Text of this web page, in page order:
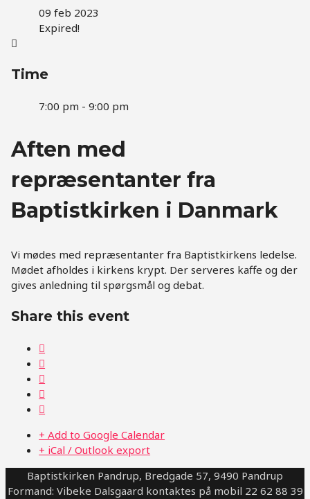
09 feb 2023
Expired!
Time
7:00 pm - 9:00 pm
Aften med
repræsentanter fra
Baptistkirken i Danmark
Vi mødes med repræsentanter fra Baptistkirkens ledelse.
Mødet afholdes i kirkens krypt. Der serveres kaffe og der
gives anledning til spørgsmål og debat.
Share this event
+ Add to Google Calendar
+ iCal / Outlook export
Baptistkirken Pandrup, Bredgade 57, 9490 Pandrup
Formand: Vibeke Dalsgaard kontaktes på mobil 22 62 88 39